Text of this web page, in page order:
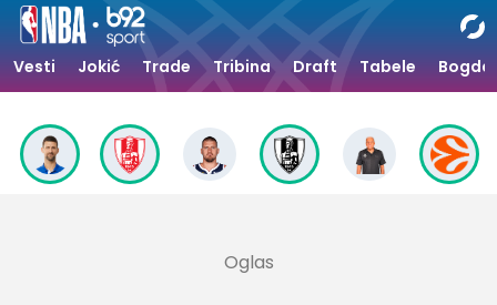
Vesti Jokić Trade Tribina Draft Tabele